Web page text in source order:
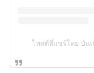
โพสต์ที่แชร์โดย บันเ